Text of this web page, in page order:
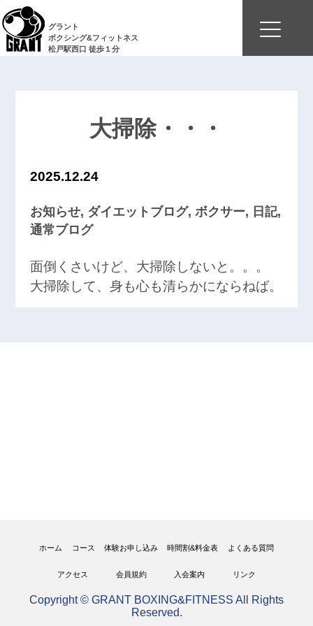
グラント
ボクシング&フィットネス
松戸駅西口 徒歩１分
大掃除・・・
2025.12.24
お知らせ, ダイエットブログ, ボクサー, 日記,
通常ブログ
面倒くさいけど、大掃除しないと。。。
大掃除して、身も心も清らかにならねば。
ホーム コース 体験お申し込み 時間割&料金表 よくある質問
アクセス 会員規約 入会案内 リンク
Copyright © GRANT BOXING&FITNESS All Rights
Reserved.